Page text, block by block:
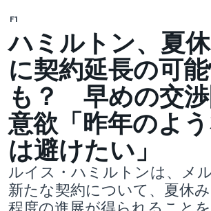
F1
ハミルトン、夏
に契約延長の可
も？ 早めの交
意欲「昨年のよ
は避けたい」
ルイス・ハミルトンは、メ
新たな契約について、夏休
程度の進展が得られること